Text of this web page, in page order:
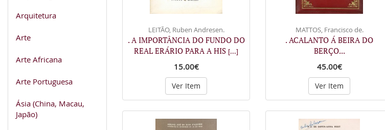
Arquitetura
Arte
Arte Africana
Arte Portuguesa
Ásia (China, Macau,
Japão)
LEITÃO, Ruben Andresen.
. A IMPORTÂNCIA DO FUNDO DO
REAL ERÁRIO PARA A HIS [...]
15.00€
Ver Item
MATTOS, Francisco de.
. ACALANTO Á BEIRA DO
BERÇO...
45.00€
Ver Item